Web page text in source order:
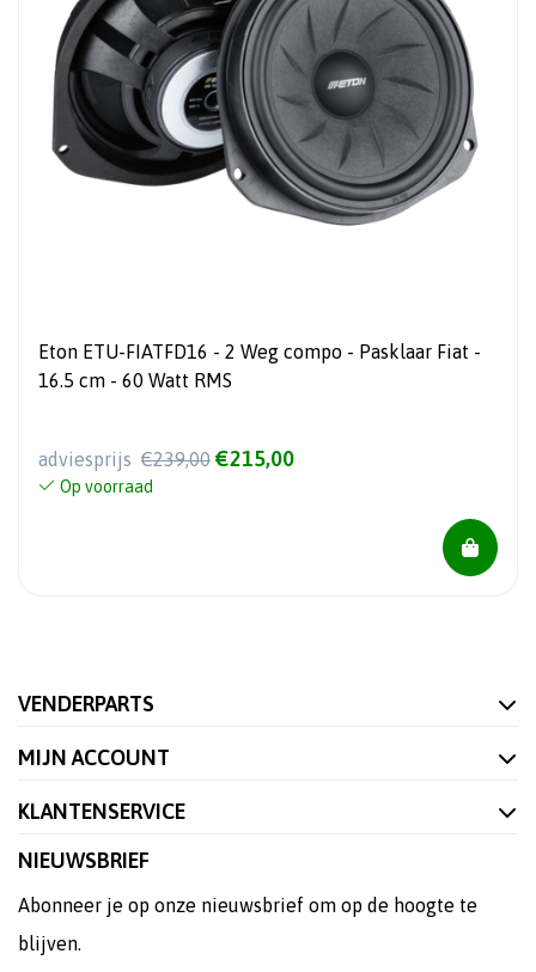
Eton ETU-FIATFD16 - 2 Weg compo - Pasklaar Fiat -
16.5 cm - 60 Watt RMS
adviesprijs €239,00 €215,00
Op voorraad
VENDERPARTS
MIJN ACCOUNT
KLANTENSERVICE
NIEUWSBRIEF
Abonneer je op onze nieuwsbrief om op de hoogte te
blijven.